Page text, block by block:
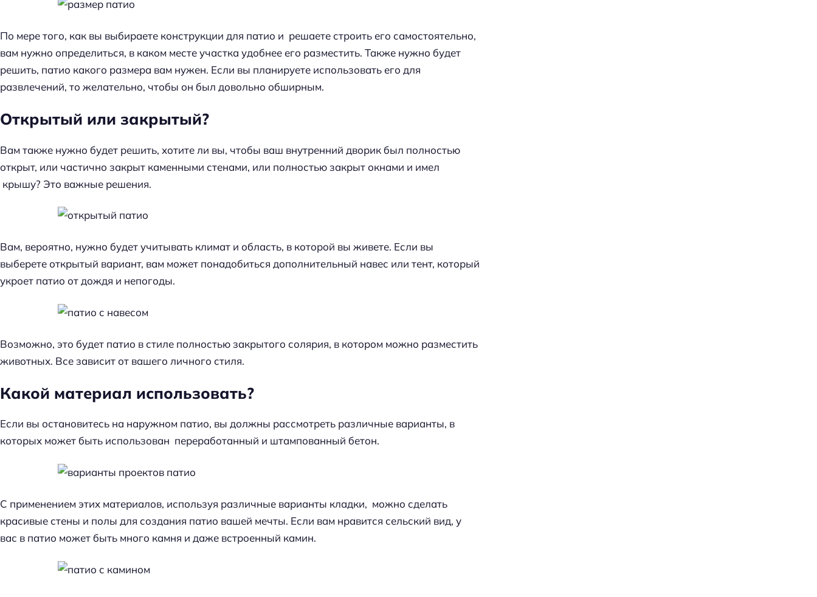
По мере того, как вы выбираете конструкции для патио и решаете строить его самостоятельно,
вам нужно определиться, в каком месте участка удобнее его разместить. Также нужно будет
решить, патио какого размера вам нужен. Если вы планируете использовать его для
развлечений, то желательно, чтобы он был довольно обширным.
Открытый или закрытый?
Вам также нужно будет решить, хотите ли вы, чтобы ваш внутренний дворик был полностью
открыт, или частично закрыт каменными стенами, или полностью закрыт окнами и имел
крышу? Это важные решения.
Вам, вероятно, нужно будет учитывать климат и область, в которой вы живете. Если вы
выберете открытый вариант, вам может понадобиться дополнительный навес или тент, который
укроет патио от дождя и непогоды.
Возможно, это будет патио в стиле полностью закрытого солярия, в котором можно разместить
животных. Все зависит от вашего личного стиля.
Какой материал использовать?
Если вы остановитесь на наружном патио, вы должны рассмотреть различные варианты, в
которых может быть использован переработанный и штампованный бетон.
С применением этих материалов, используя различные варианты кладки, можно сделать
красивые стены и полы для создания патио вашей мечты. Если вам нравится сельский вид, у
вас в патио может быть много камня и даже встроенный камин.